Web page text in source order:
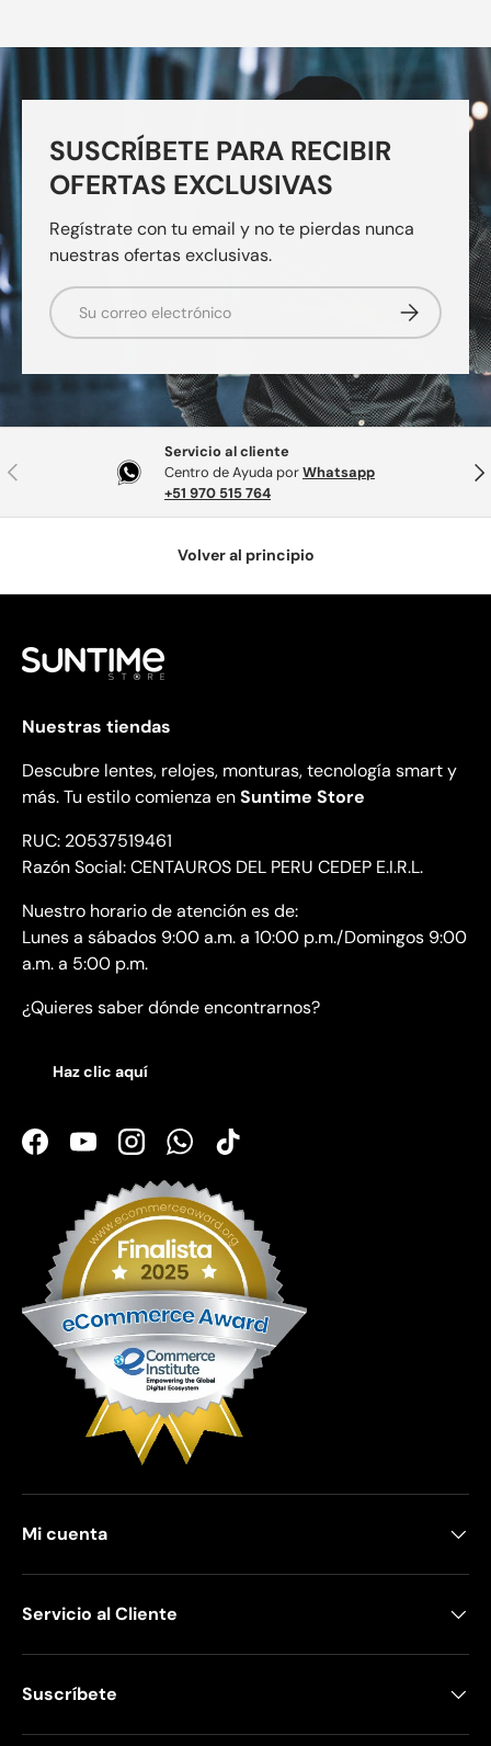
SUSCRÍBETE PARA RECIBIR
OFERTAS EXCLUSIVAS
Regístrate con tu email y no te pierdas nunca
nuestras ofertas exclusivas.
Correo electrónico Suscribirse
Anterior
Servicio al cliente
Centro de Ayuda porWhatsapp
+51 970 515 764
Volver al principio
Nuestras tiendas
Descubre lentes, relojes, monturas, tecnología smart y
más. Tu estilo comienza enSuntime Store
RUC: 20537519461
Razón Social: CENTAUROS DEL PERU CEDEP E.I.R.L.
Nuestro horario de atención es de:
Lunes a sábados 9:00 a.m. a 10:00 p.m./Domingos 9:00
a.m. a 5:00 p.m.
¿Quieres saber dónde encontrarnos?
Haz clic aquí
FacebookYouTubeInstagramWhatsApp
TikTok
Mi cuenta
Servicio al Cliente
Suscríbete